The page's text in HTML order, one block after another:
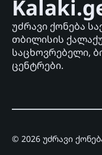
უძრავი ქონება
თბილისის
საცხოვრებელი,
ცენტრები.
© 2026 უძრავი